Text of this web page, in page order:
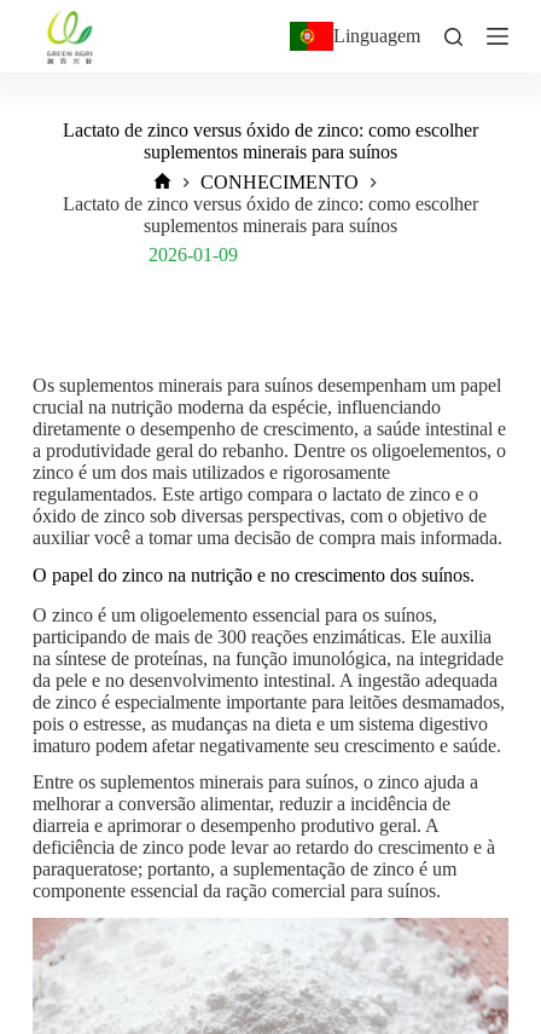
o
Linguagem
Lactato de zinco versus óxido de zinco: como escolher
suplementos minerais para suínos
CONHECIMENTO
Lactato de zinco versus óxido de zinco: como escolher
suplementos minerais para suínos
2026-01-09
Os suplementos minerais para suínos desempenham um papel
crucial na nutrição moderna da espécie, influenciando
diretamente o desempenho de crescimento, a saúde intestinal e
a produtividade geral do rebanho. Dentre os oligoelementos, o
zinco é um dos mais utilizados e rigorosamente
regulamentados. Este artigo compara o lactato de zinco e o
óxido de zinco sob diversas perspectivas, com o objetivo de
auxiliar você a tomar uma decisão de compra mais informada.
O papel do zinco na nutrição e no crescimento dos suínos.
O zinco é um oligoelemento essencial para os suínos,
participando de mais de 300 reações enzimáticas. Ele auxilia
na síntese de proteínas, na função imunológica, na integridade
da pele e no desenvolvimento intestinal. A ingestão adequada
de zinco é especialmente importante para leitões desmamados,
pois o estresse, as mudanças na dieta e um sistema digestivo
imaturo podem afetar negativamente seu crescimento e saúde.
Entre os suplementos minerais para suínos, o zinco ajuda a
melhorar a conversão alimentar, reduzir a incidência de
diarreia e aprimorar o desempenho produtivo geral. A
deficiência de zinco pode levar ao retardo do crescimento e à
paraqueratose; portanto, a suplementação de zinco é um
componente essencial da ração comercial para suínos.